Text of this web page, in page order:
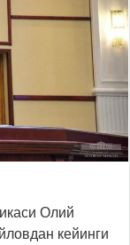
Олий
кейинги